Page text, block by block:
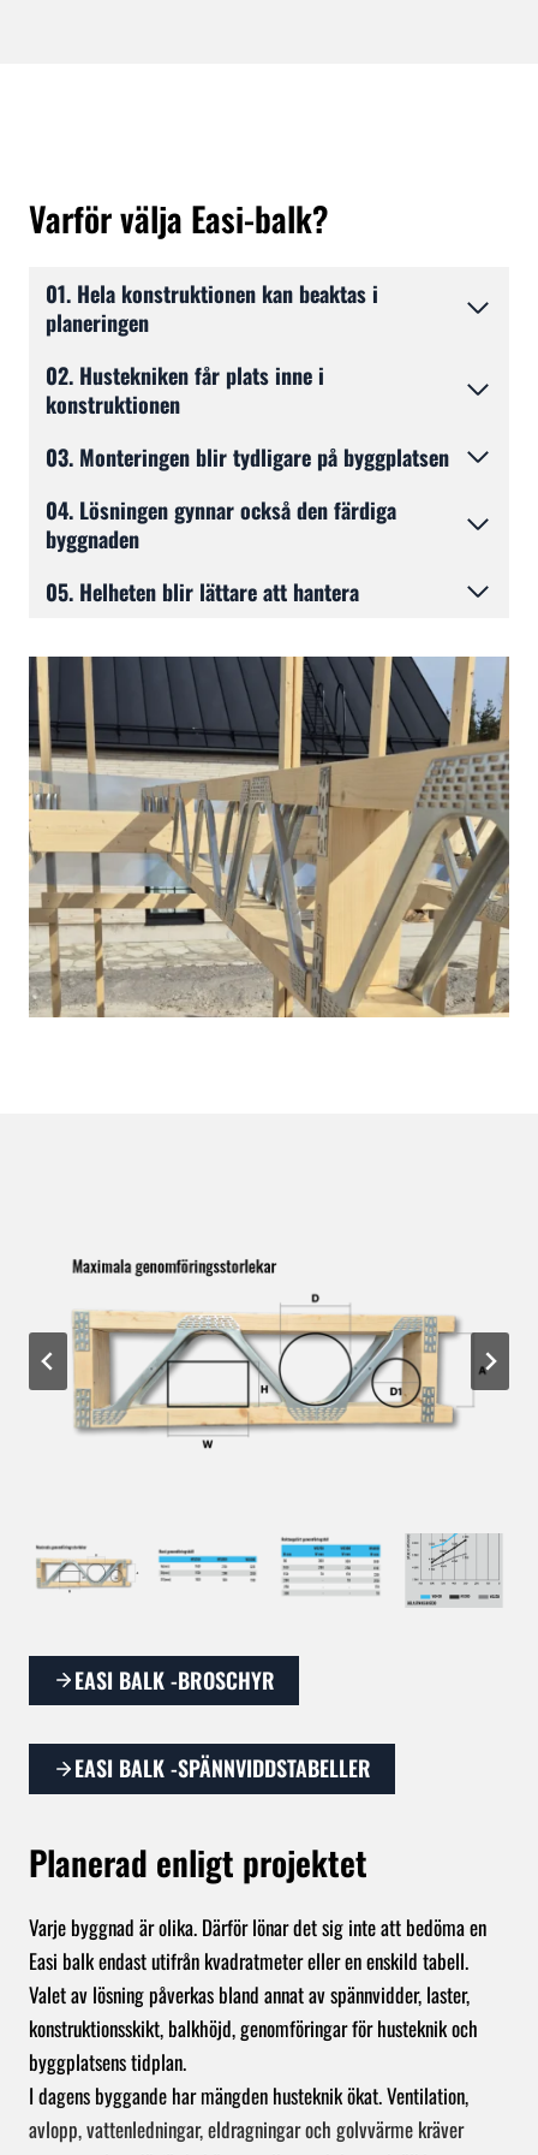
Varför välja Easi-balk?
01. Hela konstruktionen kan beaktas i
planeringen
02. Hustekniken får plats inne i
konstruktionen
03. Monteringen blir tydligare på byggplatsen
04. Lösningen gynnar också den färdiga
byggnaden
05. Helheten blir lättare att hantera
EASI BALK -BROSCHYR
EASI BALK -SPÄNNVIDDSTABELLER
Planerad enligt projektet
Varje byggnad är olika. Därför lönar det sig inte att bedöma en
Varje byggnad är olika. Därför lönar det sig inte att bedöma en
Easi balk endast utifrån kvadratmeter eller en enskild tabell.
Valet av lösning påverkas bland annat av spännvidder, laster,
konstruktionsskikt, balkhöjd, genomföringar för husteknik och
byggplatsens tidplan.
I dagens byggande har mängden husteknik ökat. Ventilation,
avlopp, vattenledningar, eldragningar och golvvärme kräver